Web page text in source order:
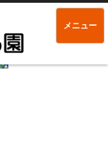
メニュー